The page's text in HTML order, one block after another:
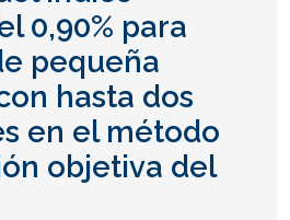
0,90% para
pequeña
hasta dos
en el método
objetiva del